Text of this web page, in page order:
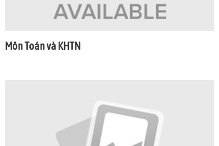
Môn Toán và KHTN